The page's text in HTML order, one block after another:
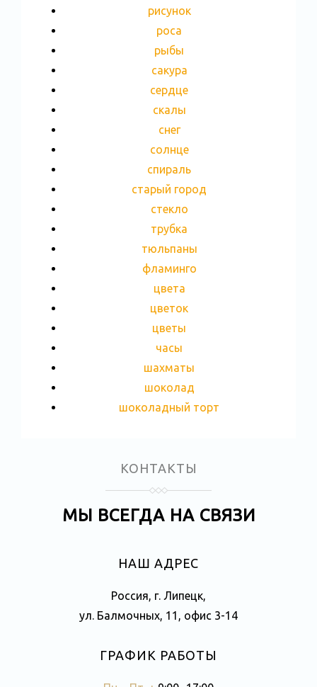
рисунок
роса
рыбы
сакура
сердце
скалы
снег
солнце
спираль
старый город
стекло
трубка
тюльпаны
фламинго
цвета
цветок
цветы
часы
шахматы
шоколад
шоколадный торт
КОНТАКТЫ
МЫ ВСЕГДА НА СВЯЗИ
НАШ АДРЕС
Россия, г. Липецк,
ул. Балмочных, 11, офис 3-14
ГРАФИК РАБОТЫ